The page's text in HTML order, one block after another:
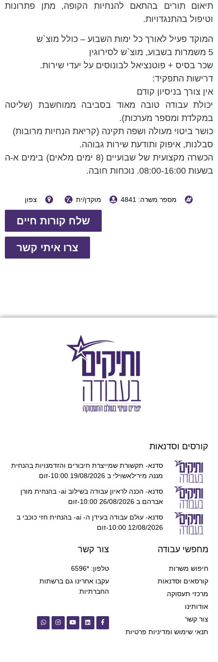
תיאום תורים בהתאם להנחיות הקופה, מתן פתרונות
וטיפול בהתנגדויות.
המוקד פעיל לאורך כל ימות השבוע – כולל מוצ`ש
5 משמרות בשבוע, מוצ`ש לסירוגין
שכר בסיס + פוטנציאל לבונוסים על יעדי שירות.
דרישות התפקיד:
אין צורך בניסיון קודם
יכולת עבודה טובה מאוד בסביבה ממוחשבת (שליטה
במקלדת ומספר מערכות).
כושר ביטוי מעולה ושפה תקינה (קריאת הנחיות מרובות)
סבלנות, איפוק ותודעת שירות גבוהה.
הכשרה מקצועית של שבועיים (8 ימים מלאים) בימים א-ה
בשעות 08:00-16:00. נוכחות חובה.
מספר משרה: 4841 מוקדן/ית צפון
שלח קורות חיים
צרו איתי קשר
קורסים וסדנאות
סדנא- תקשורת שמייצרת חיבורים והזדמנויות בהנחית
מננה מירילאשוילי ב 19/08/2026 10:00-זום
סדנא- הכנה לראיון עבודה בשילוב ai- בהנחית מורן
אברהם ב 26/08/2026 10:00-זום
סדנא- עולם עבודה בעידן ה- ai- בהנחית חזי כוכבי ב
12/08/2026 10:00-זום
מחפשי עבודה
חיפוש משרות
קורסאים וסדנאות
מרכזי תעסוקה
אודותינו
צור קשר
תנאי שימוש ומדיניות פרטיות
צור קשר
טלפון: *6596
עקבו אחרינו גם ברשתות
החברתיות